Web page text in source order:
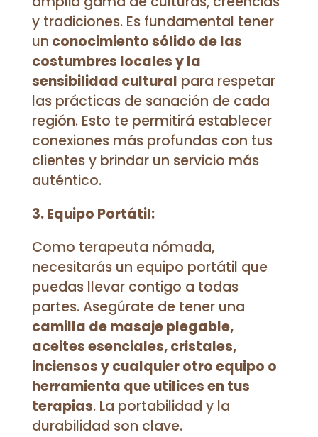
y tradiciones. Es fundamental tener
un conocimiento sólido de las
costumbres locales y la
sensibilidad cultural para respetar
las prácticas de sanación de cada
región. Esto te permitirá establecer
conexiones más profundas con tus
clientes y brindar un servicio más
auténtico.
3. Equipo Portátil:
Como terapeuta nómada,
necesitarás un equipo portátil que
puedas llevar contigo a todas
partes. Asegúrate de tener una
camilla de masaje plegable,
aceites esenciales, cristales,
inciensos y cualquier otro equipo o
herramienta que utilices en tus
terapias. La portabilidad y la
durabilidad son clave.